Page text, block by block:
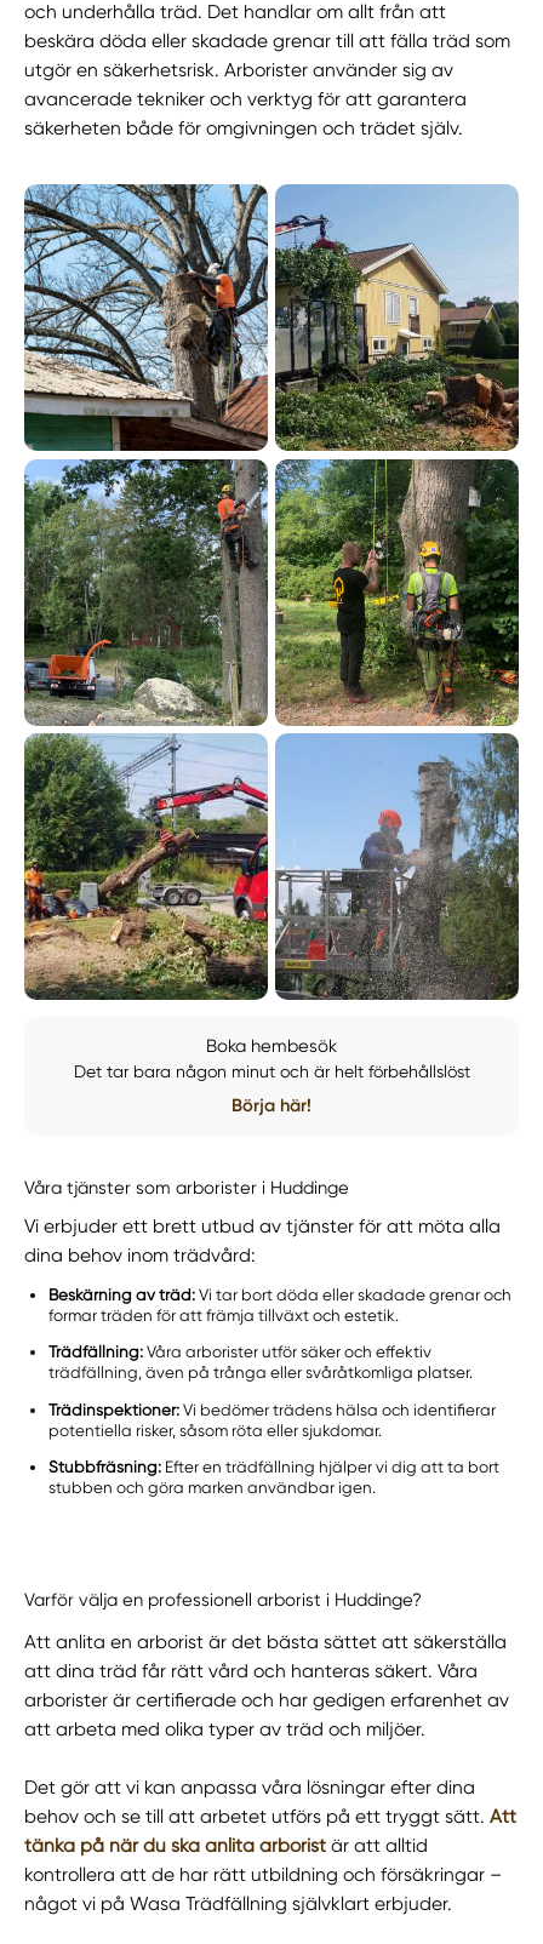
och underhålla träd. Det handlar om allt från att
beskära döda eller skadade grenar till att fälla träd som
utgör en säkerhetsrisk. Arborister använder sig av
avancerade tekniker och verktyg för att garantera
säkerheten både för omgivningen och trädet själv.
Boka hembesök
Det tar bara någon minut och är helt förbehållslöst
Börja här!
Våra tjänster som arborister i Huddinge
Vi erbjuder ett brett utbud av tjänster för att möta alla
dina behov inom trädvård:
Beskärning av träd: Vi tar bort döda eller skadade grenar och
formar träden för att främja tillväxt och estetik.
Trädfällning: Våra arborister utför säker och effektiv
trädfällning, även på trånga eller svåråtkomliga platser.
Trädinspektioner: Vi bedömer trädens hälsa och identifierar
potentiella risker, såsom röta eller sjukdomar.
Stubbfräsning: Efter en trädfällning hjälper vi dig att ta bort
stubben och göra marken användbar igen.
Varför välja en professionell arborist i Huddinge?
Att anlita en arborist är det bästa sättet att säkerställa
att dina träd får rätt vård och hanteras säkert. Våra
arborister är certifierade och har gedigen erfarenhet av
att arbeta med olika typer av träd och miljöer.
Det gör att vi kan anpassa våra lösningar efter dina
behov och se till att arbetet utförs på ett tryggt sätt.Att
tänka på när du ska anlita arborist är att alltid
kontrollera att de har rätt utbildning och försäkringar –
något vi på Wasa Trädfällning självklart erbjuder.